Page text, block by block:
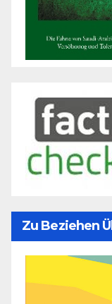
Zu Beziehen